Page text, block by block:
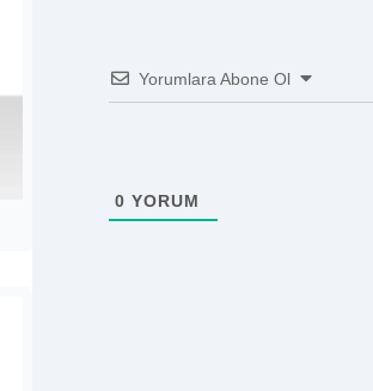
Yorumlara Abone Ol
0 YORUM